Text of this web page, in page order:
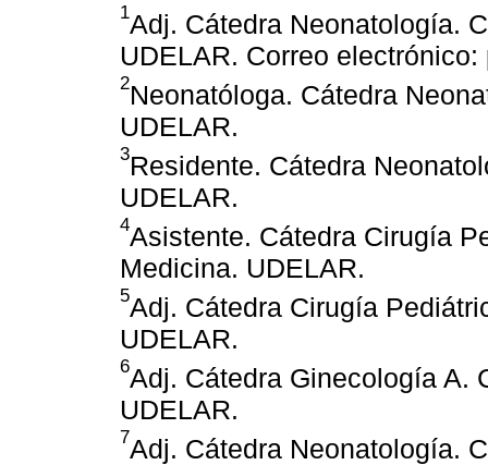
1Adj. Cátedra Neonatología.
UDELAR. Correo
2Neonatóloga. Cátedra
UDELAR.
3Residente. Cátedra
UDELAR.
4Asistente. Cátedra Cirugía
Medicina. UDELAR.
5Adj. Cátedra Cirugía
UDELAR.
6Adj. Cátedra Ginecología A.
UDELAR.
7Adj. Cátedra Neonatología.